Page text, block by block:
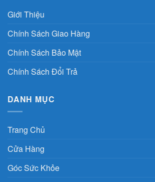
Giới Thiệu
Chính Sách Giao Hàng
Chính Sách Bảo Mật
Chính Sách Đổi Trả
DANH MỤC
Trang Chủ
Cửa Hàng
Góc Sức Khỏe